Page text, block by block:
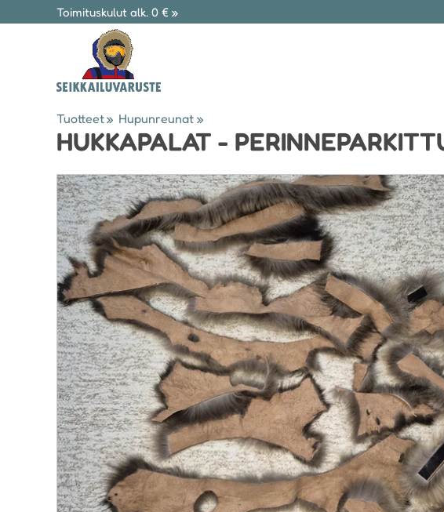
Toimituskulut alk. 0 € »
Tuotteet‪» Hupunreunat ‪»
HUKKAPALAT -